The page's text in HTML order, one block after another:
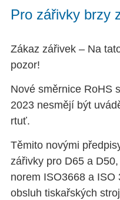
Pro zářivky brzy
Zákaz zářivek – Na
pozor!
Nové směrnice RoHS
2023 nesmějí být
rtuť.
Těmito novými
zářivky pro D65 a
norem ISO3668 a
obsluh tiskařských